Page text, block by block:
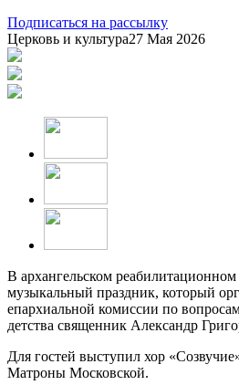
Подписаться на рассылку
Церковь и культура27 Мая 2026
В архангельском
музыкальный праздник, который
епархиальной комиссии по
детства священник Александр
Для гостей выступил хор
Матроны Московской.